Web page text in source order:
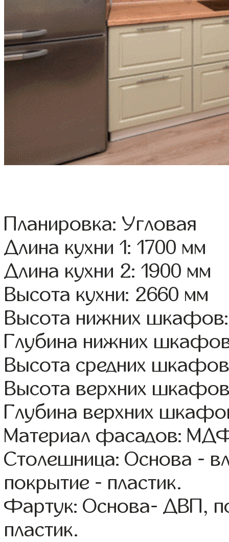
Планировка: Угловая
Длина кухни 1: 1700 мм
Длина кухни 2: 1900 мм
Высота кухни: 2660 мм
Высота нижних
Глубина нижних
Высота средних
Высота верхних
Глубина верхних
Материал фасадов:
Столешница: Основа -
покрытие - пластик.
Фартук: Основа- ДВП,
пластик.